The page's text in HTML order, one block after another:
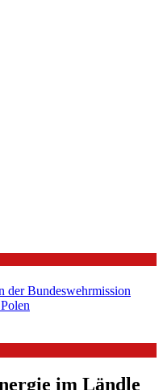
der Bundeswehrmission
im Ländle